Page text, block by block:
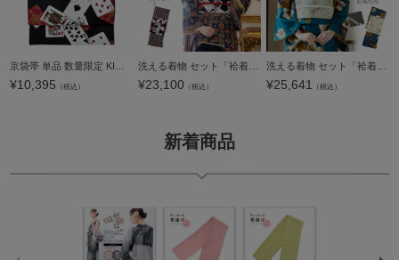
¥10,395 （税込） ¥23,100 （税込）
洗える着物 セット「袷着物：梅青緑＋京袋帯：蔓いちご」KIMONOMACHI オリジナル 着物と帯と帯揚げと帯締めの4点セット サイズS/M/L/LL コーディネート済み着物セット 小紋 レディース キモノ【メール便不可】ss2603
¥25,641 （税込）
新着商品